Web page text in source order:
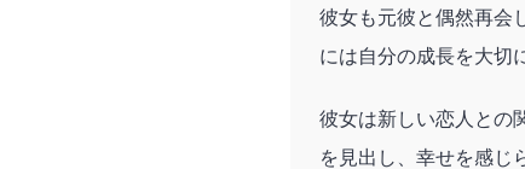
彼女も元彼と偶然再会
には自分の成長を大切
彼女は新しい恋人との
を見出し、幸せを感じ